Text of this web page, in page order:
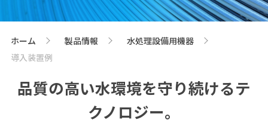
ホーム 製品情報 水処理設備用機器
導入装置例
品質の高い水環境を守り続けるテ
クノロジー。